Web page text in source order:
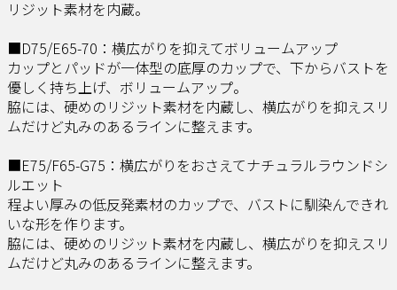
リジット素材を内蔵。
■D75/E65-70：横広がりを抑えてボリュームアップ
カップとパッドが一体型の底厚のカップで、下からバストを
優しく持ち上げ、ボリュームアップ。
脇には、硬めのリジット素材を内蔵し、横広がりを抑えスリ
ムだけど丸みのあるラインに整えます。
■E75/F65-G75：横広がりをおさえてナチュラルラウンドシ
ルエット
程よい厚みの低反発素材のカップで、バストに馴染んできれ
いな形を作ります。
脇には、硬めのリジット素材を内蔵し、横広がりを抑えスリ
ムだけど丸みのあるラインに整えます。